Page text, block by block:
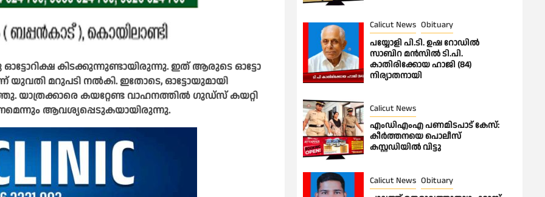
ഓട്ടോറിക്ഷ കിടക്കുന്നുണ്ടായിരുന്നു. ഇത് ആരുടെ ഓട്ടോ
യുവതി മറുപടി നൽകി. ഇതോടെ, ഓട്ടോയുമായി
യാത്രക്കാരെ കയറ്റേണ്ട വാഹനത്തിൽ ഗുഡ്സ് കയറ്റി
ആവശ്യപ്പെടുകയായിരുന്നു.
Calicut News Obituary
പയ്യോളി പി.ടി. ഉഷ റോഡിൽ
സാബിറ മൻസിൽ ടി.പി.
കാതിരിക്കോയ ഹാജി (84)
നിര്യാതനായി
Calicut News
എംഡിഎംഎ പണമിടപാട് കേസ്:
കീർത്തനയെ പൊലീസ്
കസ്റ്റഡിയിൽ വിട്ടു
Calicut News Obituary